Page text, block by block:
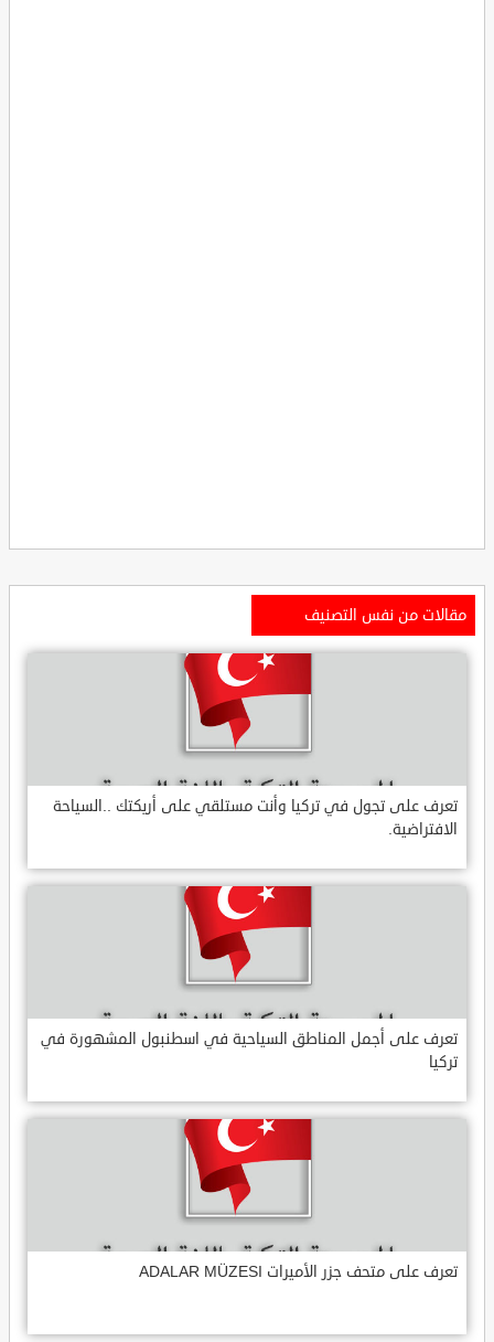
مقالات من نفس التصنيف
تعرف على تجول في تركيا وأنت مستلقي على أريكتك ..السياحة
الافتراضية.
تعرف على أجمل المناطق السياحية في اسطنبول المشهورة في
تركيا
تعرف على متحف جزر الأميرات ADALAR MÜZESI